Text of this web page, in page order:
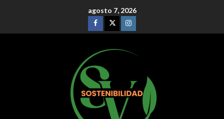
agosto 7, 2026